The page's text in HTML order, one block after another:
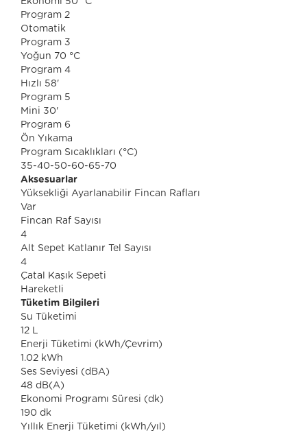
Program 2
Otomatik
Program 3
Yoğun 70 °C
Program 4
Hızlı 58'
Program 5
Mini 30'
Program 6
Ön Yıkama
Program Sıcaklıkları (°C)
35-40-50-60-65-70
Aksesuarlar
Yüksekliği Ayarlanabilir Fincan Rafları
Var
Fincan Raf Sayısı
4
Alt Sepet Katlanır Tel Sayısı
4
Çatal Kaşık Sepeti
Hareketli
Tüketim Bilgileri
Su Tüketimi
12 L
Enerji Tüketimi (kWh/Çevrim)
1.02 kWh
Ses Seviyesi (dBA)
48 dB(A)
Ekonomi Programı Süresi (dk)
190 dk
Yıllık Enerji Tüketimi (kWh/yıl)